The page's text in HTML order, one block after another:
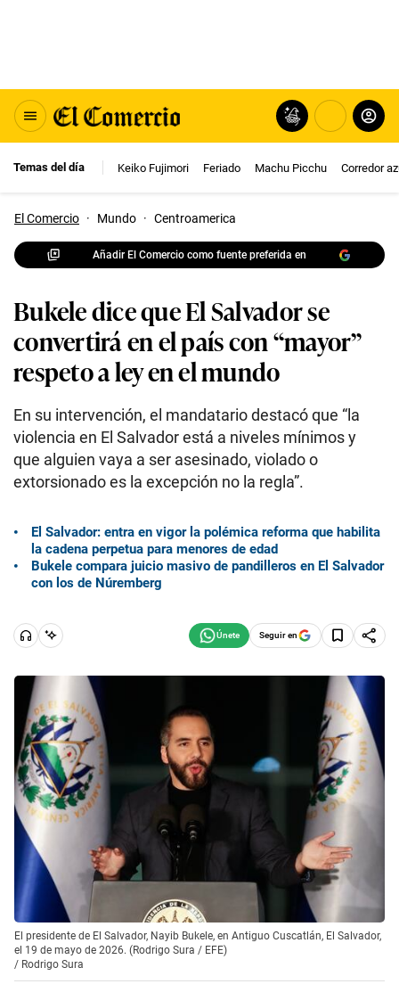
Temas del día Keiko Fujimori Feriado Machu Picchu Corredor
El Comercio · Mundo · Centroamerica
Añadir El Comercio como fuente preferida en
Bukele dice que El Salvador se
convertirá en el país con “mayor”
respeto a ley en el mundo
En su intervención, el mandatario destacó que “la
violencia en El Salvador está a niveles mínimos y
que alguien vaya a ser asesinado, violado o
extorsionado es la excepción no la regla”.
El Salvador: entra en vigor la polémica reforma que habilita
la cadena perpetua para menores de edad
Bukele compara juicio masivo de pandilleros en El Salvador
con los de Núremberg
Seguir en
El presidente de El Salvador, Nayib Bukele, en Antiguo Cuscatlán, El Salvador,
el 19 de mayo de 2026. (Rodrigo Sura / EFE)
/ Rodrigo Sura